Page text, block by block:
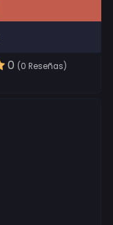
0 (0 Reseñas)